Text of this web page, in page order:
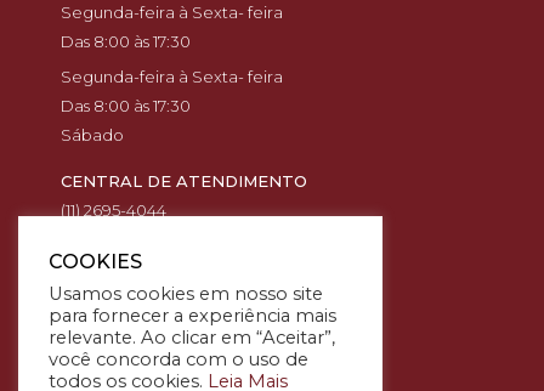
Segunda-feira à Sexta- feira
Das 8:00 às 17:30
Segunda-feira à Sexta- feira
Das 8:00 às 17:30
Sábado
CENTRAL DE ATENDIMENTO
(11) 2695-4044
(11) 99394-3291
(11) 94586-6696
POLÍTICAS
Termos de uso
COOKIES
Usamos cookies em nosso site
para fornecer a experiência mais
relevante. Ao clicar em “Aceitar”,
você concorda com o uso de
todos os cookies. Leia Mais